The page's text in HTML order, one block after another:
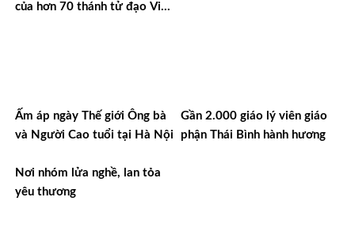
của hơn 70 thánh tử đạo Việt
Ấm áp ngày Thế giới Ông bà
và Người Cao tuổi tại Hà Nội
Gần 2.000 giáo lý viên giáo
phận Thái Bình hành hương
Nơi nhóm lửa nghề, lan tỏa
yêu thương